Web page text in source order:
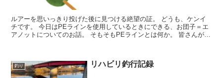
ルアーを思いっきり投げた後に見つける絶望の証。 どうも、ケンイ
チです。 今日はPEラインを使用しているときにできる、お団子＝エ
アノットについてのお話。 そもそもPEラインとは何か。 皆さんが釣
釣り リハビリ釣行記録